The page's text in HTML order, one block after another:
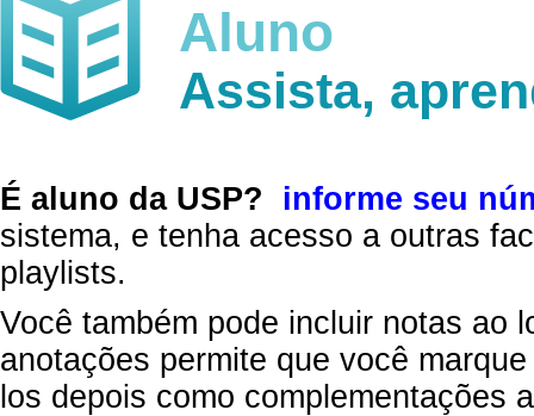
Aluno
Assista,
É aluno da USP?
informe seu
sistema, e tenha acesso a outras
playlists.
Você também pode incluir notas ao
anotações permite que você
los depois como complementações